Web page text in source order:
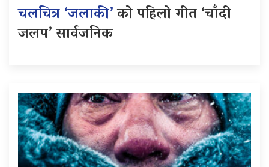
चलचित्र ‘जलाकी’को पहिलो गीत ‘चाँदी
जलप’ सार्वजनिक